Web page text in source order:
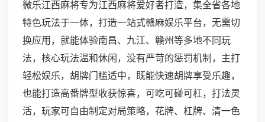
微乐江西麻将专为江西麻将爱好者打造，集全省各地
特色玩法于一体，打造一站式赣麻娱乐平台，无需切
换应用，就能体验南昌、九江、赣州等多地不同玩
法，核心玩法温和休闲，没有严苛的惩罚机制，主打
轻松娱乐，胡牌门槛适中，既能快速胡牌享受乐趣，
也能打造高番牌型收获惊喜，可吃可碰可杠，打法灵
活，玩家可自由制定对局策略，花牌、杠牌、清一色